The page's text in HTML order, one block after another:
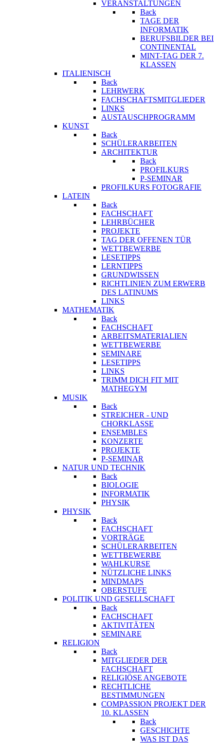
VERANSTALTUNGEN
Back
TAGE DER
INFORMATIK
BERUFSBILDER BEI
CONTINENTAL
MINT-TAG DER 7.
KLASSEN
ITALIENISCH
Back
LEHRWERK
FACHSCHAFTSMITGLIEDER
LINKS
AUSTAUSCHPROGRAMM
KUNST
Back
SCHÜLERARBEITEN
ARCHITEKTUR
Back
PROFILKURS
P-SEMINAR
PROFILKURS FOTOGRAFIE
LATEIN
Back
FACHSCHAFT
LEHRBÜCHER
PROJEKTE
TAG DER OFFENEN TÜR
WETTBEWERBE
LESETIPPS
LERNTIPPS
GRUNDWISSEN
RICHTLINIEN ZUM ERWERB
DES LATINUMS
LINKS
MATHEMATIK
Back
FACHSCHAFT
ARBEITSMATERIALIEN
WETTBEWERBE
SEMINARE
LESETIPPS
LINKS
TRIMM DICH FIT MIT
MATHEGYM
MUSIK
Back
STREICHER - UND
CHORKLASSE
ENSEMBLES
KONZERTE
PROJEKTE
P-SEMINAR
NATUR UND TECHNIK
Back
BIOLOGIE
INFORMATIK
PHYSIK
PHYSIK
Back
FACHSCHAFT
VORTRÄGE
SCHÜLERARBEITEN
WETTBEWERBE
WAHLKURSE
NÜTZLICHE LINKS
MINDMAPS
OBERSTUFE
POLITIK UND GESELLSCHAFT
Back
FACHSCHAFT
AKTIVITÄTEN
SEMINARE
RELIGION
Back
MITGLIEDER DER
FACHSCHAFT
RELIGIÖSE ANGEBOTE
RECHTLICHE
BESTIMMUNGEN
COMPASSION PROJEKT DER
10. KLASSEN
Back
GESCHICHTE
WAS IST DAS